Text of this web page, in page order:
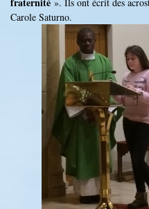
Carole Saturno.